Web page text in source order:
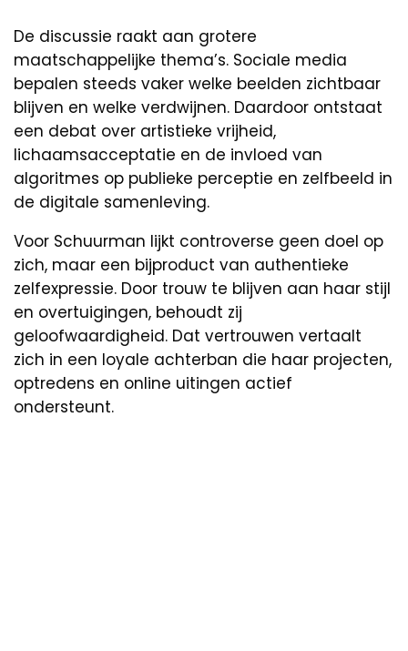
De discussie raakt aan grotere
maatschappelijke thema’s. Sociale media
bepalen steeds vaker welke beelden zichtbaar
blijven en welke verdwijnen. Daardoor ontstaat
een debat over artistieke vrijheid,
lichaamsacceptatie en de invloed van
algoritmes op publieke perceptie en zelfbeeld in
de digitale samenleving.
Voor Schuurman lijkt controverse geen doel op
zich, maar een bijproduct van authentieke
zelfexpressie. Door trouw te blijven aan haar stijl
en overtuigingen, behoudt zij
geloofwaardigheid. Dat vertrouwen vertaalt
zich in een loyale achterban die haar projecten,
optredens en online uitingen actief
ondersteunt.